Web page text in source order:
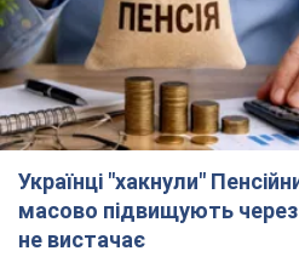
Українці "хакнули"
масово підвищують
не вистачає